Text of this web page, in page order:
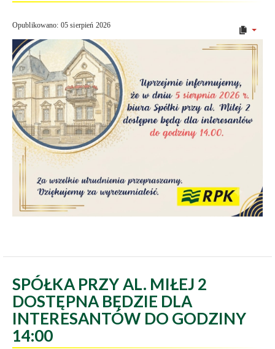
Opublikowano: 05 sierpień 2026
SPÓŁKA PRZY AL. MIŁEJ 2
DOSTĘPNA BĘDZIE DLA
INTERESANTÓW DO GODZINY
14:00